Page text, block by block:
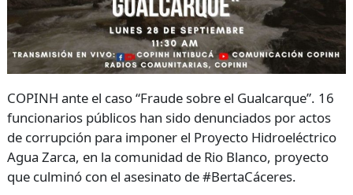
COPINH ante el caso “Fraude sobre el Gualcarque”. 16
funcionarios públicos han sido denunciados por actos
de corrupción para imponer el Proyecto Hidroeléctrico
Agua Zarca, en la comunidad de Rio Blanco, proyecto
que culminó con el asesinato de #BertaCáceres.